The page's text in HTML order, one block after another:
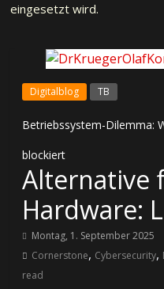
eingesetzt wird.
Digitalblog TB
Betriebssystem-Dilemma:
blockiert
Alternative
Hardware:
Montag, 1. September 2025
Cornerstone, Cybersecurity,
read